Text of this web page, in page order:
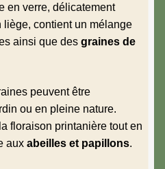
en verre, délicatement
liège, contient un mélange
ainsi que des graines de
peuvent être
ou en pleine nature.
floraison printanière tout en
aux abeilles et papillons.